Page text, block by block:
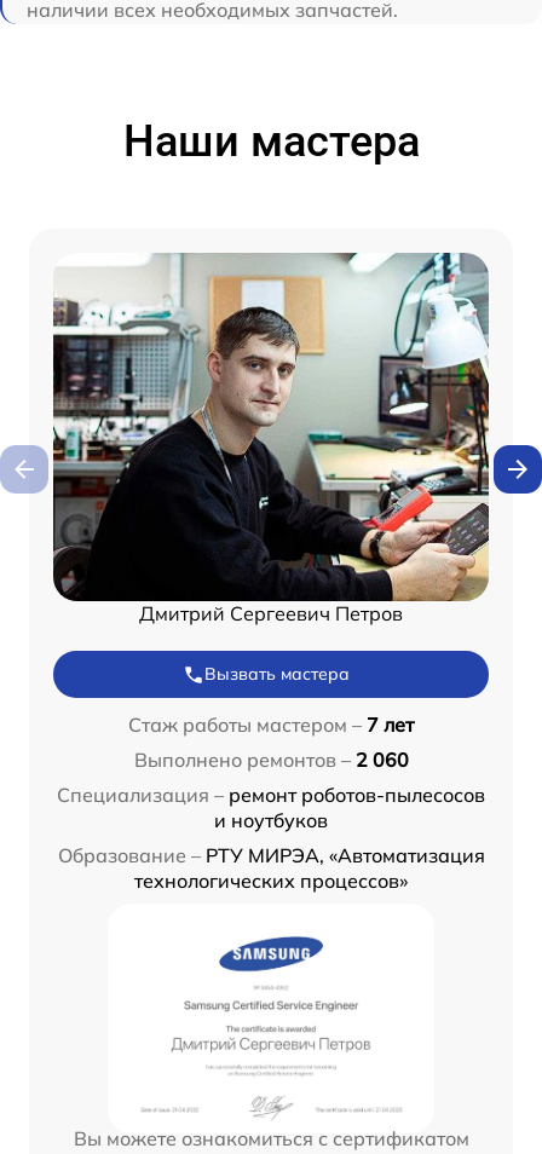
наличии всех необходимых запчастей.
Наши мастера
Дмитрий Сергеевич Петров
Вызвать мастера
Стаж работы мастером – 7 лет
Выполнено ремонтов – 2 060
Специализация – ремонт роботов-пылесосов
и ноутбуков
Образование – РТУ МИРЭА, «Автоматизация
технологических процессов»
Вы можете ознакомиться с сертификатом